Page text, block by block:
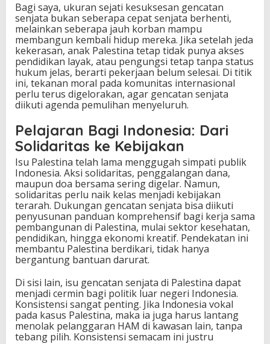
Bagi saya, ukuran sejati kesuksesan gencatan
senjata bukan seberapa cepat senjata berhenti,
melainkan seberapa jauh korban mampu
membangun kembali hidup mereka. Jika setelah jeda
kekerasan, anak Palestina tetap tidak punya akses
pendidikan layak, atau pengungsi tetap tanpa status
hukum jelas, berarti pekerjaan belum selesai. Di titik
ini, tekanan moral pada komunitas internasional
perlu terus digelorakan, agar gencatan senjata
diikuti agenda pemulihan menyeluruh.
Pelajaran Bagi Indonesia: Dari
Solidaritas ke Kebijakan
Isu Palestina telah lama menggugah simpati publik
Indonesia. Aksi solidaritas, penggalangan dana,
maupun doa bersama sering digelar. Namun,
solidaritas perlu naik kelas menjadi kebijakan
terarah. Dukungan gencatan senjata bisa diikuti
penyusunan panduan komprehensif bagi kerja sama
pembangunan di Palestina, mulai sektor kesehatan,
pendidikan, hingga ekonomi kreatif. Pendekatan ini
membantu Palestina berdikari, tidak hanya
bergantung bantuan darurat.
Di sisi lain, isu gencatan senjata di Palestina dapat
menjadi cermin bagi politik luar negeri Indonesia.
Konsistensi sangat penting. Jika Indonesia vokal
pada kasus Palestina, maka ia juga harus lantang
menolak pelanggaran HAM di kawasan lain, tanpa
tebang pilih. Konsistensi semacam ini justru